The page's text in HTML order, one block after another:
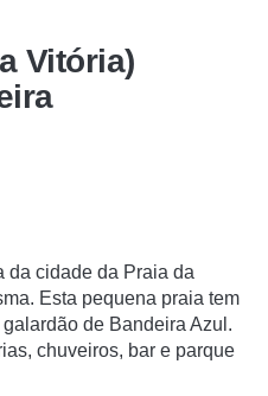
Vitória)
da cidade da Praia da
Esta pequena praia tem
de Bandeira Azul.
chuveiros, bar e parque